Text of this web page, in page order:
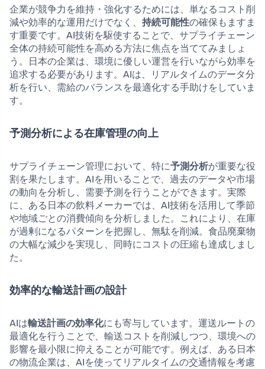
企業が競争力を維持・強化するためには、単なるコスト削
減や効率的な運用だけでなく、 持続可能性の確保もますま
す重要です。AI技術を駆使することで、サプライチェーン
全体の持続可能性を高める方法に焦点を当ててみましょ
う。日本の企業は、環境に優しい運営を行いながら効率を
追求する必要があります。AIは、リアルタイムのデータ分
析を行い、需給のバランスを最適化する手助けをしていま
す。
予測分析による在庫管理の向上
サプライチェーン管理において、特に予測分析が重要な役
割を果たします。AIを用いることで、過去のデータや市場
の動向を分析し、需要予測を行うことができます。実際
に、ある日本の飲料メーカーでは、AI技術を活用して季節
や地域ごとの消費傾向を分析しました。これにより、在庫
が過剰になるパターンを把握し、無駄を削減。食品廃棄物
の大幅な減少を実現し、同時にコストの圧縮も達成しまし
た。
効率的な輸送計画の設計
AIは輸送計画の効率化にも寄与しています。運送ルートの
最適化を行うことで、輸送コストを削減しつつ、環境への
影響を最小限に抑えることが可能です。例えば、ある日本
の物流企業は、AIを使ってリアルタイムの交通情報を考慮